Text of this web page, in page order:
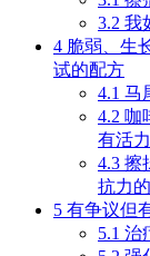
3.2 我
4 脆弱、生
试的配方
4.1 马
4.2 咖
有活
4.3 擦
抗力
5 有争议但
5.1 治